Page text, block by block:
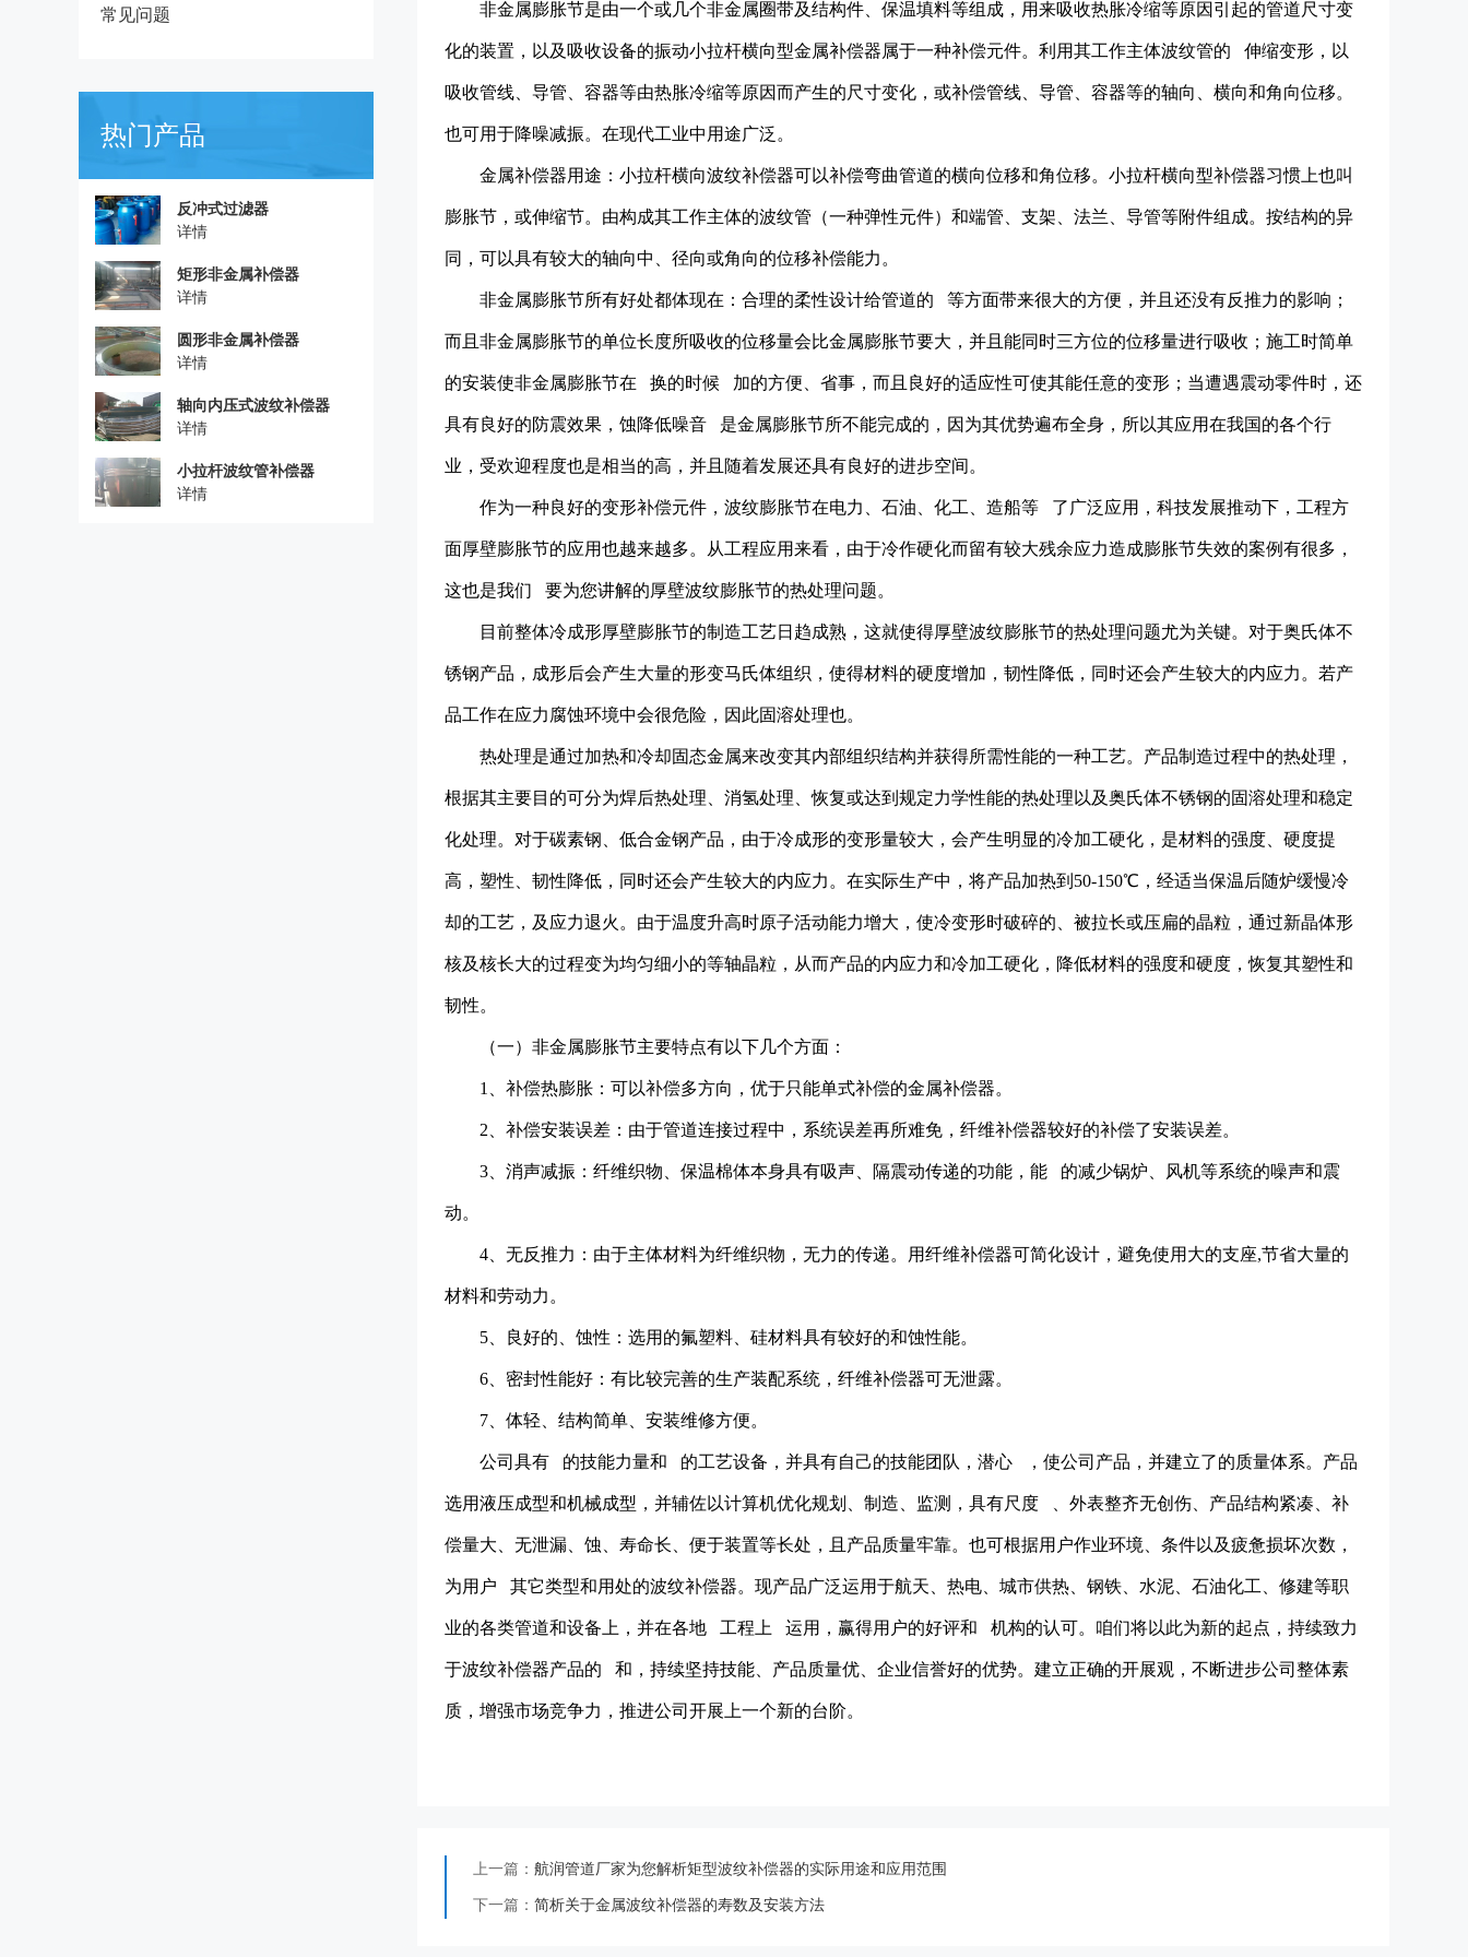
常见问题
热门产品
反冲式过滤器
详情
矩形非金属补偿器
详情
圆形非金属补偿器
详情
轴向内压式波纹补偿器
详情
小拉杆波纹管补偿器
详情
非金属膨胀节是由一个或几个非金属圈带及结构件、保温填料等组成，用来吸收热胀冷缩等原因引起的管道尺寸变
化的装置，以及吸收设备的振动小拉杆横向型金属补偿器属于一种补偿元件。利用其工作主体波纹管的 伸缩变形，以
吸收管线、导管、容器等由热胀冷缩等原因而产生的尺寸变化，或补偿管线、导管、容器等的轴向、横向和角向位移。
也可用于降噪减振。在现代工业中用途广泛。
金属补偿器用途：小拉杆横向波纹补偿器可以补偿弯曲管道的横向位移和角位移。小拉杆横向型补偿器习惯上也叫
膨胀节，或伸缩节。由构成其工作主体的波纹管（一种弹性元件）和端管、支架、法兰、导管等附件组成。按结构的异
同，可以具有较大的轴向中、径向或角向的位移补偿能力。
非金属膨胀节所有好处都体现在：合理的柔性设计给管道的 等方面带来很大的方便，并且还没有反推力的影响；
而且非金属膨胀节的单位长度所吸收的位移量会比金属膨胀节要大，并且能同时三方位的位移量进行吸收；施工时简单
的安装使非金属膨胀节在 换的时候 加的方便、省事，而且良好的适应性可使其能任意的变形；当遭遇震动零件时，还
具有良好的防震效果，蚀降低噪音 是金属膨胀节所不能完成的，因为其优势遍布全身，所以其应用在我国的各个行
业，受欢迎程度也是相当的高，并且随着发展还具有良好的进步空间。
作为一种良好的变形补偿元件，波纹膨胀节在电力、石油、化工、造船等 了广泛应用，科技发展推动下，工程方
面厚壁膨胀节的应用也越来越多。从工程应用来看，由于冷作硬化而留有较大残余应力造成膨胀节失效的案例有很多，
这也是我们 要为您讲解的厚壁波纹膨胀节的热处理问题。
目前整体冷成形厚壁膨胀节的制造工艺日趋成熟，这就使得厚壁波纹膨胀节的热处理问题尤为关键。对于奥氏体不
锈钢产品，成形后会产生大量的形变马氏体组织，使得材料的硬度增加，韧性降低，同时还会产生较大的内应力。若产
品工作在应力腐蚀环境中会很危险，因此固溶处理也。
热处理是通过加热和冷却固态金属来改变其内部组织结构并获得所需性能的一种工艺。产品制造过程中的热处理，
根据其主要目的可分为焊后热处理、消氢处理、恢复或达到规定力学性能的热处理以及奥氏体不锈钢的固溶处理和稳定
化处理。对于碳素钢、低合金钢产品，由于冷成形的变形量较大，会产生明显的冷加工硬化，是材料的强度、硬度提
高，塑性、韧性降低，同时还会产生较大的内应力。在实际生产中，将产品加热到50-150℃，经适当保温后随炉缓慢冷
却的工艺，及应力退火。由于温度升高时原子活动能力增大，使冷变形时破碎的、被拉长或压扁的晶粒，通过新晶体形
核及核长大的过程变为均匀细小的等轴晶粒，从而产品的内应力和冷加工硬化，降低材料的强度和硬度，恢复其塑性和
韧性。
（一）非金属膨胀节主要特点有以下几个方面：
1、补偿热膨胀：可以补偿多方向，优于只能单式补偿的金属补偿器。
2、补偿安装误差：由于管道连接过程中，系统误差再所难免，纤维补偿器较好的补偿了安装误差。
3、消声减振：纤维织物、保温棉体本身具有吸声、隔震动传递的功能，能 的减少锅炉、风机等系统的噪声和震
动。
4、无反推力：由于主体材料为纤维织物，无力的传递。用纤维补偿器可简化设计，避免使用大的支座,节省大量的
材料和劳动力。
5、良好的、蚀性：选用的氟塑料、硅材料具有较好的和蚀性能。
6、密封性能好：有比较完善的生产装配系统，纤维补偿器可无泄露。
7、体轻、结构简单、安装维修方便。
公司具有 的技能力量和 的工艺设备，并具有自己的技能团队，潜心 ，使公司产品，并建立了的质量体系。产品
选用液压成型和机械成型，并辅佐以计算机优化规划、制造、监测，具有尺度 、外表整齐无创伤、产品结构紧凑、补
偿量大、无泄漏、蚀、寿命长、便于装置等长处，且产品质量牢靠。也可根据用户作业环境、条件以及疲惫损坏次数，
为用户 其它类型和用处的波纹补偿器。现产品广泛运用于航天、热电、城市供热、钢铁、水泥、石油化工、修建等职
业的各类管道和设备上，并在各地 工程上 运用，赢得用户的好评和 机构的认可。咱们将以此为新的起点，持续致力
于波纹补偿器产品的 和，持续坚持技能、产品质量优、企业信誉好的优势。建立正确的开展观，不断进步公司整体素
质，增强市场竞争力，推进公司开展上一个新的台阶。
上一篇： 航润管道厂家为您解析矩型波纹补偿器的实际用途和应用范围
下一篇： 简析关于金属波纹补偿器的寿数及安装方法